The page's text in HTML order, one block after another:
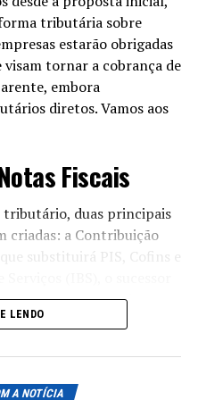
de cinco
de
não é apenas um
as empresas estão
da região. Com
e das demandas
na Nova Rede
tributária sobre
estarão obrigadas
tornar a cobrança de
embora
diretos. Vamos aos
Fiscais
duas principais
criadas: a Contribuição
substituirá PIS, Cofins e
as empresas devem
os valores
destaque do imposto será
do Simples
LENDO
A NOTÍCIA